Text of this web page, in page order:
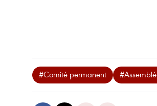
#Comité permanent